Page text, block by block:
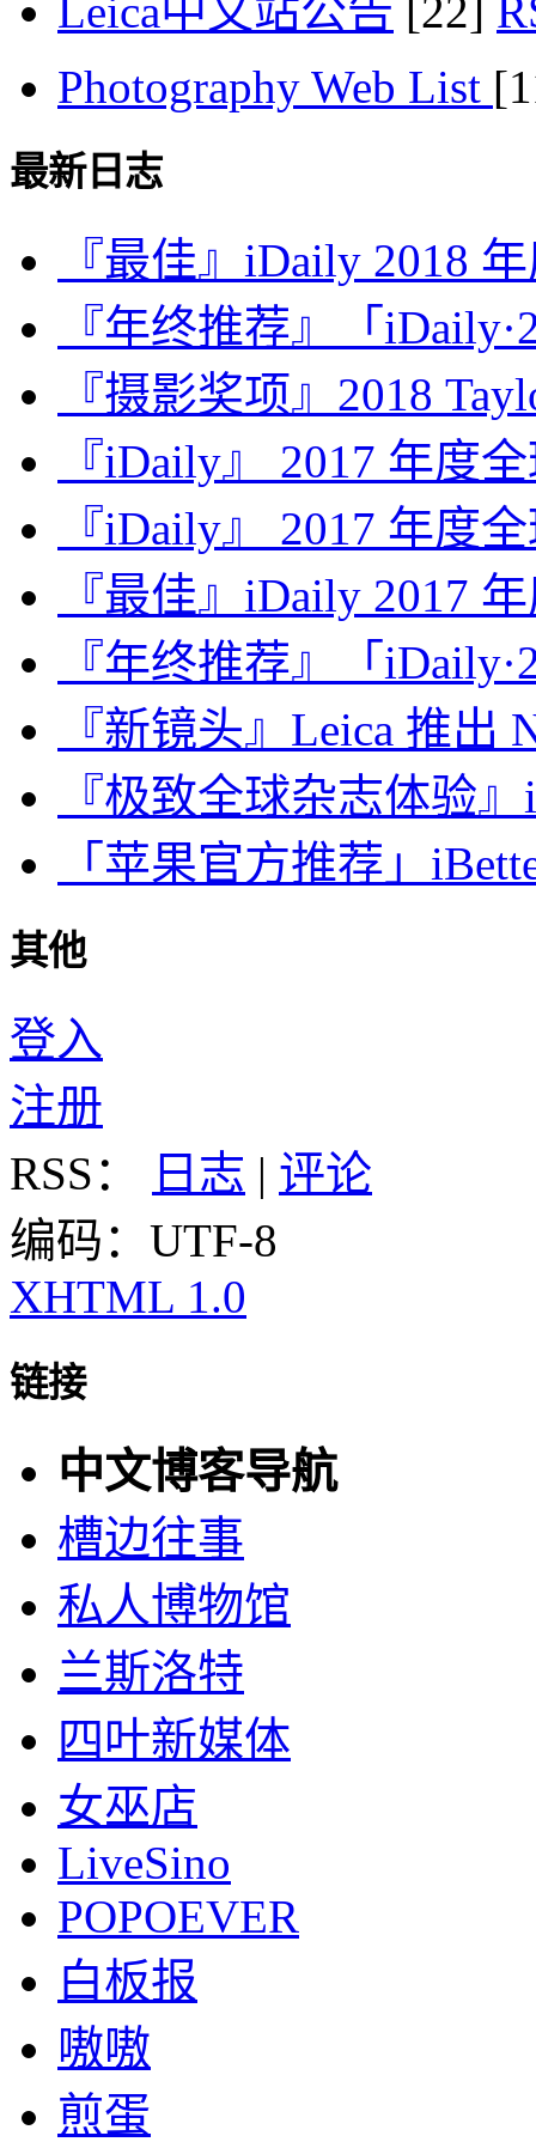
Leica中文站公告 [22]
Photography Web List
最新日志
『最佳』iDaily 2018
『年终推荐』「
『摄影奖项』2018
『iDaily』 2017 年度
『iDaily』 2017 年度
『最佳』iDaily 2017
『年终推荐』「
『新镜头』Leica 推出
『极致全球杂志体验
「苹果官方推荐」
其他
登入
注册
RSS：
日志 | 评论
编码：UTF-8
XHTML 1.0
链接
中文博客导航
槽边往事
私人博物馆
兰斯洛特
四叶新媒体
女巫店
LiveSino
POPOEVER
白板报
嗷嗷
煎蛋